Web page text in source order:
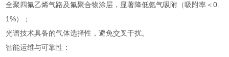
全聚四氟乙烯气路及氟聚合物涂层，显著降低氨气吸附（吸附率＜0.
1%）；
光谱技术具备的气体选择性，避免交叉干扰。
智能运维与可靠性：